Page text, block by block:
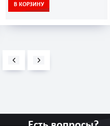
В КОРЗИНУ